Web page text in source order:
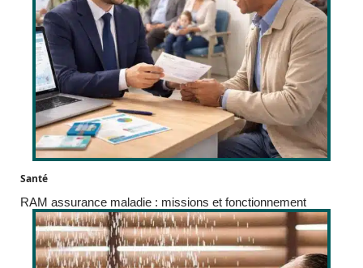
Santé
RAM assurance maladie : missions et fonctionnement